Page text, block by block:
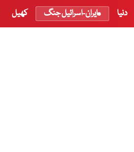
دنیا ایران-اسرائیل جنگ کھیل